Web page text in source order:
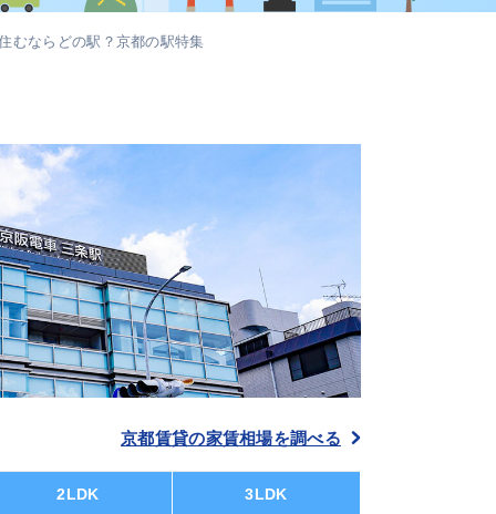
むならどの駅？京都の駅特集
京都賃貸の家賃相場を調べる
2LDK 3LDK